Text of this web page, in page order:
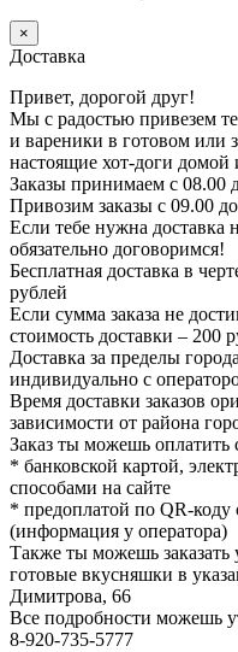
×
Доставка
Привет, дорогой друг!
Мы с радостью привезем
и вареники в готовом или
настоящие хот-доги домой
Заказы принимаем с 08.00
Привозим заказы с 09.00
Если тебе нужна доставка
обязательно договоримся!
Бесплатная доставка в
рублей
Если сумма заказа не
стоимость доставки – 200
Доставка за пределы
индивидуально с
Время доставки заказов
зависимости от района
Заказ ты можешь
* банковской картой,
способами на сайте
* предоплатой по QR-
(информация у оператора)
Также ты можешь заказать
готовые вкусняшки в
Димитрова, 66
Все подробности можешь
8-920-735-5777